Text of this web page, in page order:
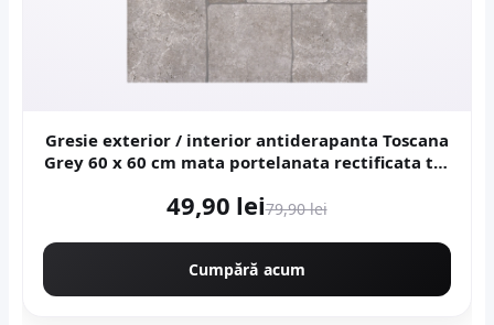
Gresie exterior / interior antiderapanta Toscana
Grey 60 x 60 cm mata portelanata rectificata tip
49,90 lei79,90 lei
Cumpără acum